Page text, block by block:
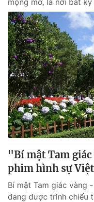
THỜI BÁO VTV
Theo dõi báo trên
Cơ quan chủ quản:Đài
Cơ quan báo chí:Thời báo
Giấy phép hoạt động báo
cấp ngày 29/12/2023
Tổng Biên tập:Vũ Thanh
Phó Tổng Biên tập:Nguyễn
Nguyễn Trọng Ninh
Tổng đài VTV:024.38 355
mộng mơ, là nơi bất
"Bí mật Tam
phim hình sự
Bí mật Tam giác vàng
đang được trình chiếu